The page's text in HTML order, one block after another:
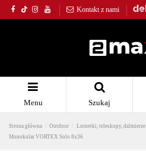
Kontakt z nami
Menu Szukaj
Strona główna Outdoor Lornetki, teleskopy, dalmierze
Monokular VORTEX Solo 8x36